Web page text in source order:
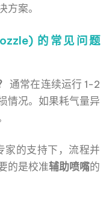
案。
的常见问题
通常在连续运行 1-2
情况。如果耗气量异
家的支持下，流程并
的是校准辅助喷嘴的